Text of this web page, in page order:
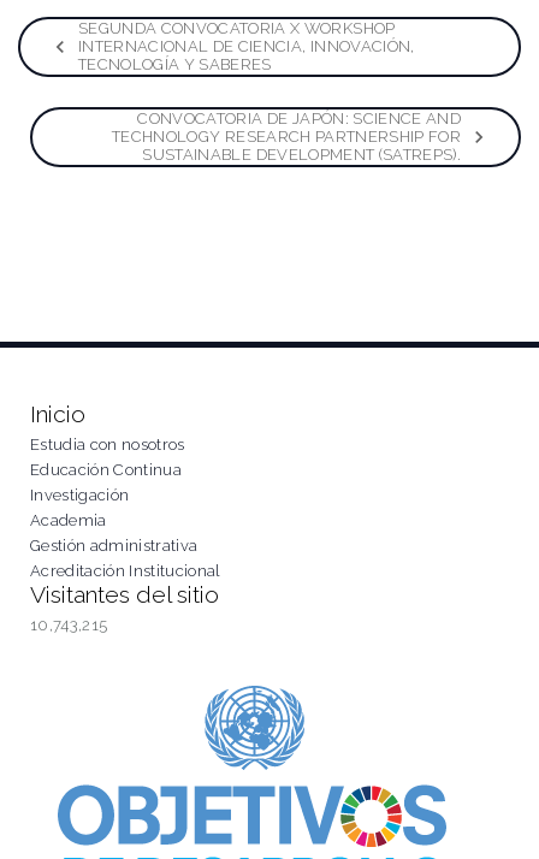
Navegación
de
entradas
SEGUNDA CONVOCATORIA X WORKSHOP
INTERNACIONAL DE CIENCIA, INNOVACIÓN,
TECNOLOGÍA Y SABERES
CONVOCATORIA DE JAPÓN: SCIENCE AND
TECHNOLOGY RESEARCH PARTNERSHIP FOR
SUSTAINABLE DEVELOPMENT (SATREPS).
Inicio
Estudia con nosotros
Educación Continua
Investigación
Academia
Gestión administrativa
Acreditación Institucional
Visitantes del sitio
10,743,215